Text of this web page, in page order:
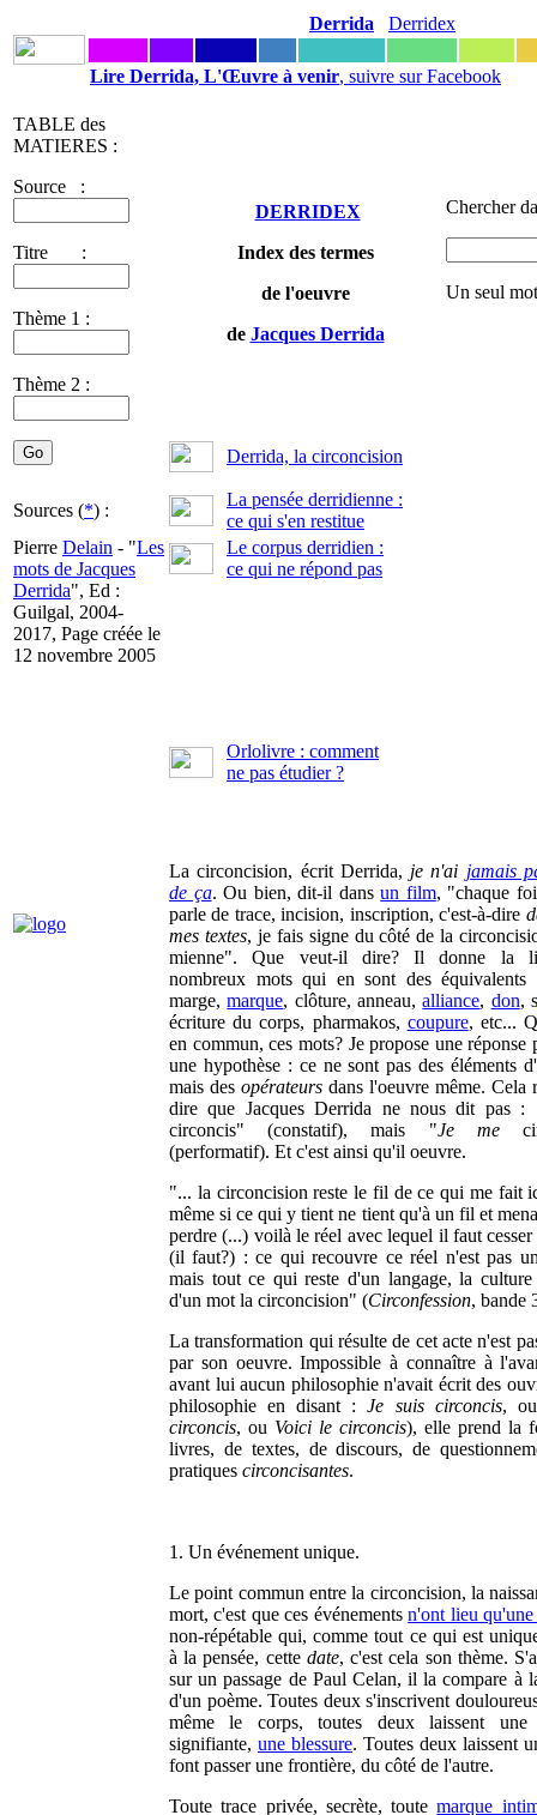
Derrida Derridex
Lire Derrida, L'Œuvre à venir, suivre sur Facebook
TABLE des
MATIERES :
Source :
Titre :
Thème 1 :
Thème 2 :
DERRIDEX
Index des termes
de l'oeuvre
de Jacques Derrida
Chercher
Un seul
Derrida, la circoncision
Sources (*) :
La pensée derridienne :
ce qui s'en restitue
Pierre Delain - "Les
mots de Jacques
Derrida", Ed :
Guilgal, 2004-
2017, Page créée le
12 novembre 2005
Le corpus derridien :
ce qui ne répond pas
Orlolivre : comment
ne pas étudier ?
La circoncision, écrit Derrida, je n'ai jamais
de ça. Ou bien, dit-il dansun film, "chaque
parle de trace, incision, inscription, c'est-à-dire
mes textes, je fais signe du côté de la
mienne". Que veut-il dire? Il donne la
nombreux mots qui en sont des
marge,marque, clôture, anneau,alliance, don,
écriture du corps, pharmakos, coupure, etc...
en commun, ces mots? Je propose une réponse
une hypothèse : ce ne sont pas des éléments
mais des opérateurs dans l'oeuvre même. Cela
dire que Jacques Derrida ne nous dit pas :
circoncis" (constatif), mais "Je me
(performatif). Et c'est ainsi qu'il oeuvre.
"... la circoncision reste le fil de ce qui me fait
même si ce qui y tient ne tient qu'à un fil et
perdre (...) voilà le réel avec lequel il faut cesser
(il faut?) : ce qui recouvre ce réel n'est pas
mais tout ce qui reste d'un langage, la
d'un mot la circoncision" (Circonfession, bande
La transformation qui résulte de cet acte n'est
par son oeuvre. Impossible à connaître à
avant lui aucun philosophie n'avait écrit des
philosophie en disant :Je suis circoncis,
circoncis, ou Voici le circoncis), elle prend la
livres, de textes, de discours, de
pratiques circoncisantes.
1. Un événement unique.
Le point commun entre la circoncision, la
mort, c'est que ces événementsn'ont lieu
non-répétable qui, comme tout ce qui est
à la pensée, cette date, c'est cela son thème.
sur un passage de Paul Celan, il la compare à
d'un poème. Toutes deux s'inscrivent
même le corps, toutes deux laissent une
signifiante, une blessure. Toutes deux laissent
font passer une frontière, du côté de l'autre.
Toute trace privée, secrète, toutemarque